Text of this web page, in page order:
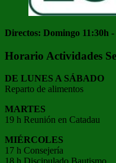
Directos: Domingo 11:30h
Horario Actividades
DE LUNES A SÁBADO
Reparto de alimentos
MARTES
19 h Reunión en Catadau
MIÉRCOLES
17 h Consejería